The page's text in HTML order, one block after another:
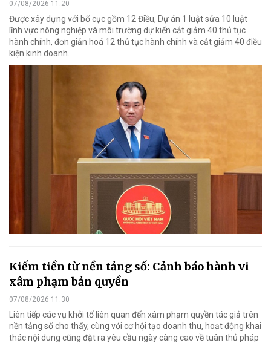
07/08/2026 11:20
Được xây dựng với bố cục gồm 12 Điều, Dự án 1 luật sửa 10 luật
lĩnh vực nông nghiệp và môi trường dự kiến cắt giảm 40 thủ tục
hành chính, đơn giản hoá 12 thủ tục hành chính và cắt giảm 40 điều
kiện kinh doanh.
Kiếm tiền từ nền tảng số: Cảnh báo hành vi
xâm phạm bản quyền
07/08/2026 11:30
Liên tiếp các vụ khởi tố liên quan đến xâm phạm quyền tác giả trên
nền tảng số cho thấy, cùng với cơ hội tạo doanh thu, hoạt động khai
thác nội dung cũng đặt ra yêu cầu ngày càng cao về tuân thủ pháp